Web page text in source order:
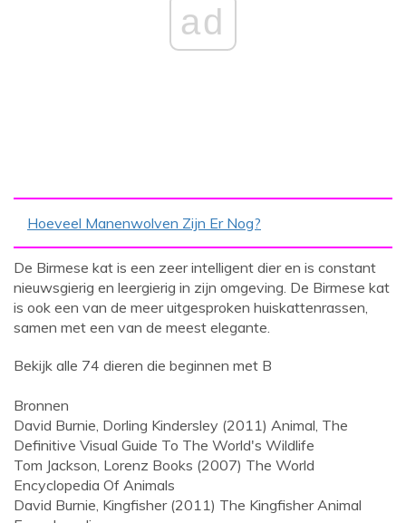
ad
Hoeveel Manenwolven Zijn Er Nog?
De Birmese kat is een zeer intelligent dier en is constant
nieuwsgierig en leergierig in zijn omgeving. De Birmese kat
is ook een van de meer uitgesproken huiskattenrassen,
samen met een van de meest elegante.
Bekijk alle 74 dieren die beginnen met B
Bronnen
David Burnie, Dorling Kindersley (2011) Animal, The
Definitive Visual Guide To The World's Wildlife
Tom Jackson, Lorenz Books (2007) The World
Encyclopedia Of Animals
David Burnie, Kingfisher (2011) The Kingfisher Animal